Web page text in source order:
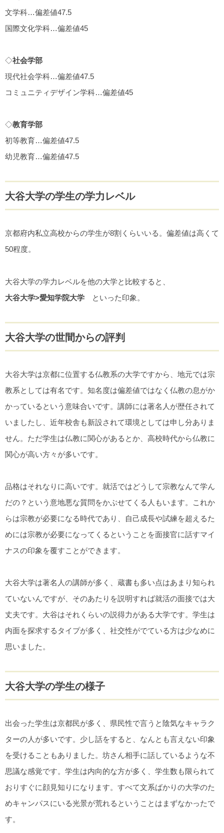
文学科…偏差値47.5
国際文化学科…偏差値45
◇社会学部
現代社会学科…偏差値47.5
コミュニティデザイン学科…偏差値45
◇教育学部
初等教育…偏差値47.5
幼児教育…偏差値47.5
大谷大学の学生の学力レベル
京都府内私立高校からの学生が8割くらいいる。偏差値は高くて
50程度。
大谷大学の学力レベルを他の大学と比較すると、
大谷大学>愛知学院大学 といった印象。
大谷大学の世間からの評判
大谷大学は京都に位置する仏教系の大学ですから、地元では宗
教系としては有名です。知名度は偏差値ではなく仏教の息がか
かっているという意味合いです。講師には著名人が歴任されて
いましたし、近年校舎も新設されて環境としては申し分ありま
せん。ただ学生は仏教に関心があるとか、高校時代から仏教に
関心が高い方々が多いです。
品格はそれなりに高いです。就活ではどうして宗教なんて学ん
だの？という意地悪な質問をかぶせてくる人もいます。これか
らは宗教が必要になる時代であり、自己成長や試練を超えるた
めには宗教が必要になってくるということを面接官に話すマイ
ナスの印象を覆すことができます。
大谷大学は著名人の講師が多く、蔵書も多い点はあまり知られ
ていないんですが、そのあたりを説明すれば就活の面接では大
丈夫です。大谷はそれくらいの説得力がある大学です。学生は
内面を探求するタイプが多く、社交性がでている方は少なめに
思いました。
大谷大学の学生の様子
出会った学生は京都民が多く、県民性で言うと陰気なキャラク
ターの人が多いです。少し話をすると、なんとも言えない印象
を受けることもありました。坊さん相手に話しているような不
思議な感覚です。学生は内向的な方が多く、学生数も限られて
おりすぐに顔見知りになります。すべて文系ばかりの大学のた
めキャンパスにいる光景が荒れるということはまずなかったで
す。